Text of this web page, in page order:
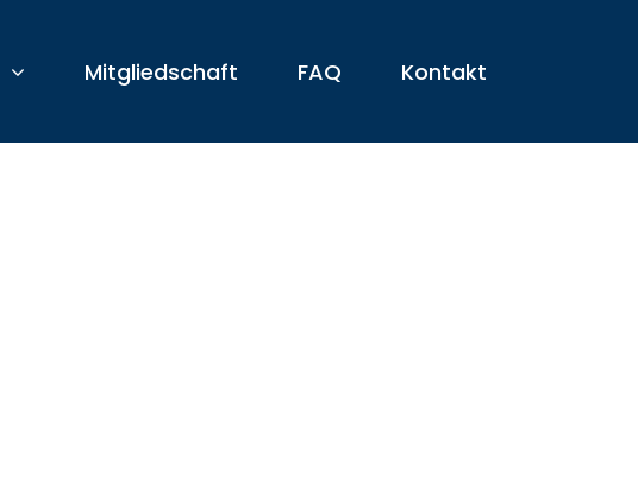
Mitgliedschaft FAQ Kontakt